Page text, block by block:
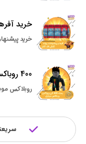
خرید
خرید
400 روباکس بازی روبلاکس
روبلاکس